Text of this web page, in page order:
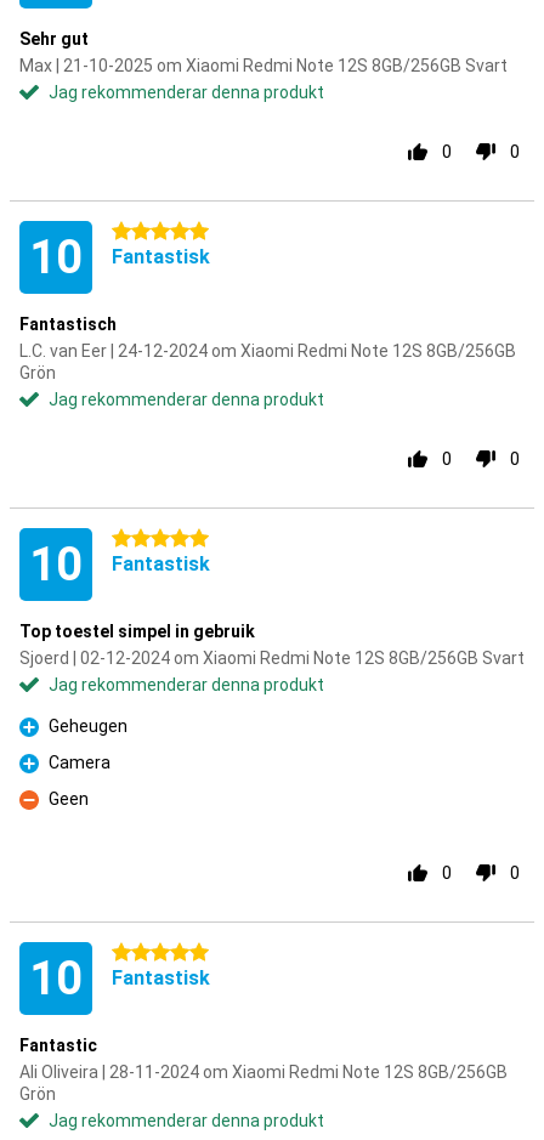
Sehr gut
Max | 21-10-2025 om Xiaomi Redmi Note 12S 8GB/256GB Svart
Jag rekommenderar denna produkt
0 0
10 5 stjärnor
Fantastisk
Fantastisch
L.C. van Eer | 24-12-2024 om Xiaomi Redmi Note 12S 8GB/256GB
Grön
Jag rekommenderar denna produkt
0 0
10 5 stjärnor
Fantastisk
Top toestel simpel in gebruik
Sjoerd | 02-12-2024 om Xiaomi Redmi Note 12S 8GB/256GB Svart
Jag rekommenderar denna produkt
Fördelar
Geheugen
Fördelar
Camera
Nackdelar
Geen
0 0
10 5 stjärnor
Fantastisk
Fantastic
Ali Oliveira | 28-11-2024 om Xiaomi Redmi Note 12S 8GB/256GB
Grön
Jag rekommenderar denna produkt